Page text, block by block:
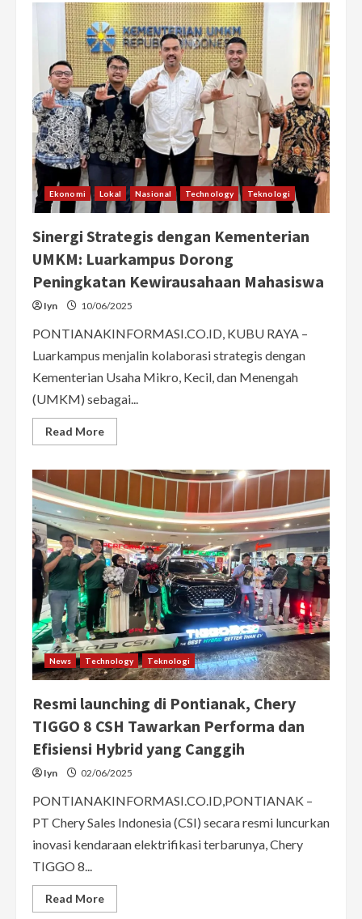
Nusantara
5
Resmi
Mengangkasa,
Indonesia
Perkuat
Konektivitas
Digital
Nasional
Ekonomi Lokal Nasional Technology Teknologi
Sinergi Strategis dengan Kementerian
UMKM: Luarkampus Dorong
Peningkatan Kewirausahaan Mahasiswa
Iyn 10/06/2025
PONTIANAKINFORMASI.CO.ID, KUBU RAYA –
Luarkampus menjalin kolaborasi strategis dengan
Kementerian Usaha Mikro, Kecil, dan Menengah
(UMKM) sebagai...
Read MoreRead
more
Strategis
dengan
Kementerian
UMKM:
Luarkampus
Dorong
Peningkatan
Kewirausahaan
Mahasiswa
News Technology Teknologi
Resmi launching di Pontianak, Chery
TIGGO 8 CSH Tawarkan Performa dan
Efisiensi Hybrid yang Canggih
Iyn 02/06/2025
PONTIANAKINFORMASI.CO.ID,PONTIANAK –
PT Chery Sales Indonesia (CSI) secara resmi luncurkan
inovasi kendaraan elektrifikasi terbarunya, Chery
TIGGO 8...
Read MoreRead
more